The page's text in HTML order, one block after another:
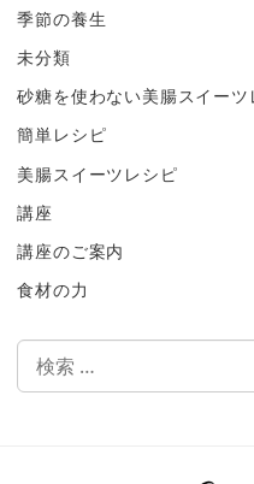
季節の養生
未分類
砂糖を使わない美腸スイーツ
簡単レシピ
美腸スイーツレシピ
講座
講座のご案内
食材の力
索